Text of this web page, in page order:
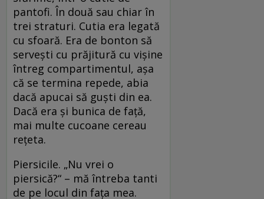
pantofi. În două sau chiar în
trei straturi. Cutia era legată
cu sfoară. Era de bonton să
servești cu prăjitură cu vișine
întreg compartimentul, așa
că se termina repede, abia
dacă apucai să guști din ea.
Dacă era și bunica de față,
mai multe cucoane cereau
rețeta.
Piersicile. „Nu vrei o
piersică?“ – mă întreba tanti
de pe locul din fața mea.